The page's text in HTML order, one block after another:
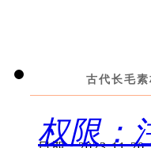
古代长毛
权限：